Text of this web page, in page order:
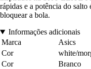
rápidas e a potência do
bloquear a bola.
Informações adicionais
Marca
Asics
Cor
white/
Cor
Branco